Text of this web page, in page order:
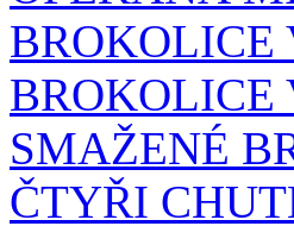
BROKOLICE
BROKOLICE
SMAŽENÉ
ČTYŘI